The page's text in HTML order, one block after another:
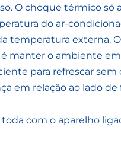
O choque térmico só
do ar-
temperatura externa. O
manter o ambiente
para refrescar sem
em relação ao lado de
com o aparelho